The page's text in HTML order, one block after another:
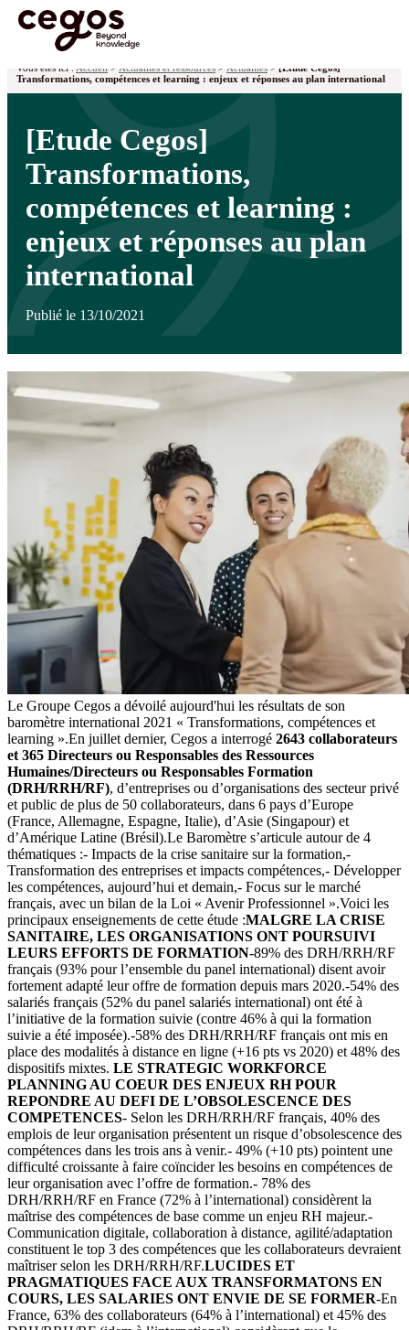
Vous êtes ici : Accueil > Actualités et ressources > Actualités > [Etude Cegos]
Transformations, compétences et learning : enjeux et réponses au plan international
[Etude Cegos]
Transformations,
compétences et learning :
enjeux et réponses au plan
international
Publié le 13/10/2021
Le Groupe Cegos a dévoilé aujourd'hui les résultats de son
baromètre international 2021 « Transformations, compétences et
learning ».En juillet dernier, Cegos a interrogé 2643 collaborateurs
et 365 Directeurs ou Responsables des Ressources
Humaines/Directeurs ou Responsables Formation
(DRH/RRH/RF), d’entreprises ou d’organisations des secteur privé
et public de plus de 50 collaborateurs, dans 6 pays d’Europe
(France, Allemagne, Espagne, Italie), d’Asie (Singapour) et
d’Amérique Latine (Brésil).Le Baromètre s’articule autour de 4
thématiques :- Impacts de la crise sanitaire sur la formation,-
Transformation des entreprises et impacts compétences,- Développer
les compétences, aujourd’hui et demain,- Focus sur le marché
français, avec un bilan de la Loi « Avenir Professionnel ».Voici les
principaux enseignements de cette étude :MALGRE LA CRISE
SANITAIRE, LES ORGANISATIONS ONT POURSUIVI
LEURS EFFORTS DE FORMATION-89% des DRH/RRH/RF
français (93% pour l’ensemble du panel international) disent avoir
fortement adapté leur offre de formation depuis mars 2020.-54% des
salariés français (52% du panel salariés international) ont été à
l’initiative de la formation suivie (contre 46% à qui la formation
suivie a été imposée).-58% des DRH/RRH/RF français ont mis en
place des modalités à distance en ligne (+16 pts vs 2020) et 48% des
dispositifs mixtes. LE STRATEGIC WORKFORCE
PLANNING AU COEUR DES ENJEUX RH POUR
REPONDRE AU DEFI DE L’OBSOLESCENCE DES
COMPETENCES- Selon les DRH/RRH/RF français, 40% des
emplois de leur organisation présentent un risque d’obsolescence des
compétences dans les trois ans à venir.- 49% (+10 pts) pointent une
difficulté croissante à faire coïncider les besoins en compétences de
leur organisation avec l’offre de formation.- 78% des
DRH/RRH/RF en France (72% à l’international) considèrent la
maîtrise des compétences de base comme un enjeu RH majeur.-
Communication digitale, collaboration à distance, agilité/adaptation
constituent le top 3 des compétences que les collaborateurs devraient
maîtriser selon les DRH/RRH/RF.LUCIDES ET
PRAGMATIQUES FACE AUX TRANSFORMATONS EN
COURS, LES SALARIES ONT ENVIE DE SE FORMER-En
France, 63% des collaborateurs (64% à l’international) et 45% des